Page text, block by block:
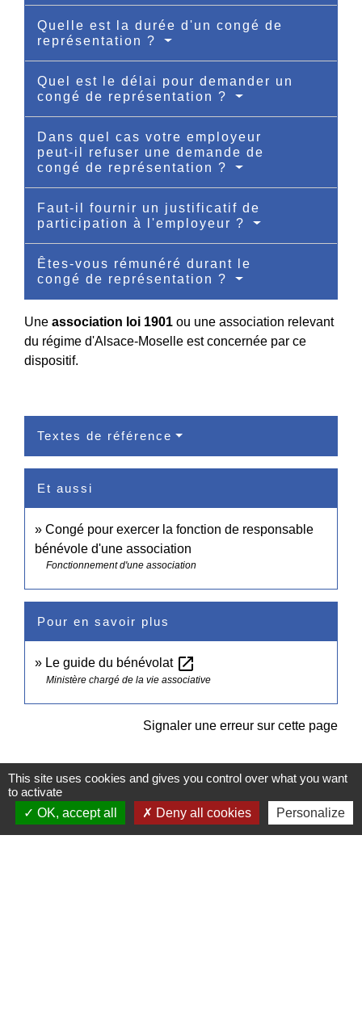
Quelle est la durée d'un congé de
représentation ?
Quel est le délai pour demander un
congé de représentation ?
Dans quel cas votre employeur
peut-il refuser une demande de
congé de représentation ?
Faut-il fournir un justificatif de
participation à l'employeur ?
Êtes-vous rémunéré durant le
congé de représentation ?
Une association loi 1901 ou une association relevant
du régime d'Alsace-Moselle est concernée par ce
dispositif.
Textes de référence
Et aussi
Congé pour exercer la fonction de responsable
bénévole d'une association
Fonctionnement d'une association
Pour en savoir plus
Le guide du bénévolat open_in_new
Ministère chargé de la vie associative
Signaler une erreur sur cette page
This site uses cookies and gives you control over what you want
to activate
OK, accept all
Deny all cookies Personalize